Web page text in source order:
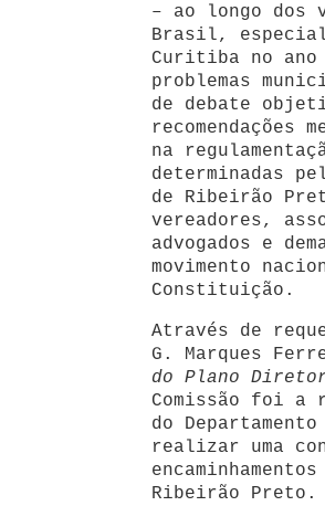
– ao longo dos
Brasil,
Curitiba no ano
problemas
de debate
recomendações
na
determinadas
de Ribeirão
vereadores,
advogados e
movimento
Constituição.
Através de
G. Marques
do Plano
Comissão foi a
do
realizar uma
Ribeirão Preto.